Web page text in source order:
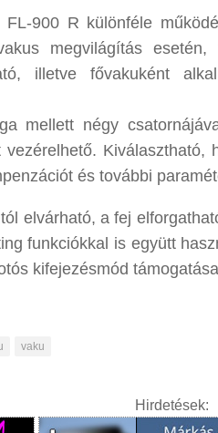
900 R különféle
megvilágítás
illetve fővakuként
mellett négy
és további
elvárható, a fej
funkciókkal is együtt
kifejezésmód
vaku
Hirdetések: